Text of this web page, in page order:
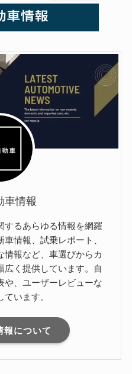
車情報
するあらゆる情報を網羅
情報、試乗レポート、
情報など、車選びからカ
広く提供しています。自
や、ユーザーレビューな
います。
報について